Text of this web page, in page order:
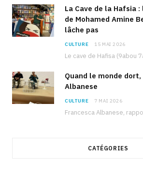
La Cave de la Hafsia
de Mohamed Amine
lâche pas
CULTURE 15 MAI 2026
Quand le monde
Albanese
CULTURE 7 MAI 2026
CATÉGORIES